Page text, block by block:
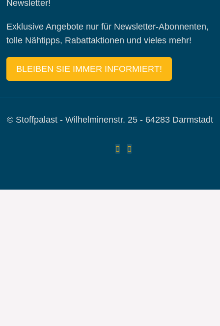
Newsletter!
Exklusive Angebote nur für Newsletter-Abonnenten,
tolle Nähtipps, Rabattaktionen und vieles mehr!
BLEIBEN SIE IMMER INFORMIERT!
© Stoffpalast - Wilhelminenstr. 25 - 64283 Darmstadt